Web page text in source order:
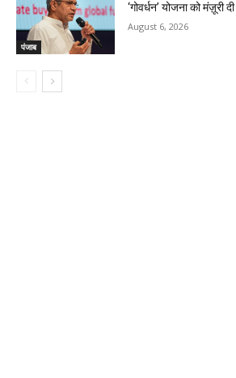
पंजाब
‘गोवर्धन’ योजना को मंज़ूरी दी
August 6, 2026